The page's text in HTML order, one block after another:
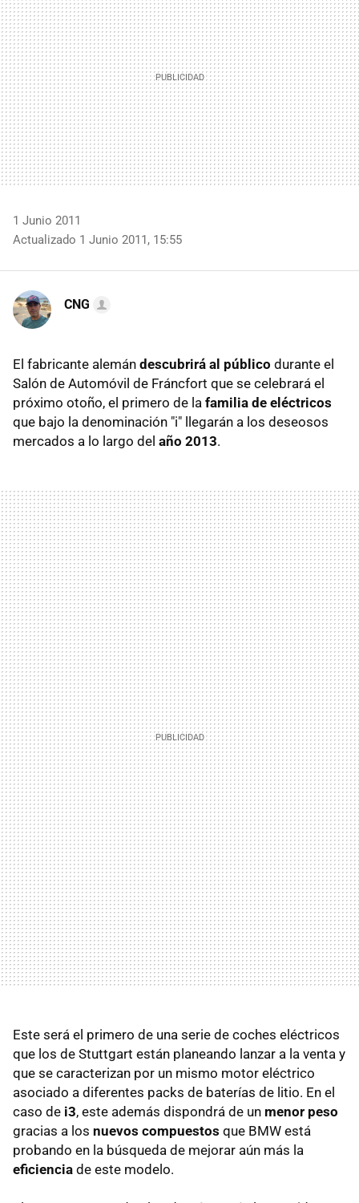
1 Junio 2011
Actualizado 1 Junio 2011, 15:55
CNG
El fabricante alemán descubrirá al público durante el
Salón de Automóvil de Fráncfort que se celebrará el
próximo otoño, el primero de la familia de eléctricos
que bajo la denominación "i" llegarán a los deseosos
mercados a lo largo del año 2013.
Este será el primero de una serie de coches eléctricos
que los de Stuttgart están planeando lanzar a la venta y
que se caracterizan por un mismo motor eléctrico
asociado a diferentes packs de baterías de litio. En el
caso de i3, este además dispondrá de un menor peso
gracias a los nuevos compuestos que BMW está
probando en la búsqueda de mejorar aún más la
eficiencia de este modelo.